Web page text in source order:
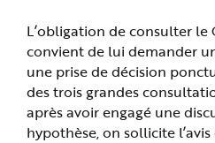
L’obligation de consulter le
convient de lui demander
une prise de décision
des trois grandes
après avoir engagé une
hypothèse, on sollicite